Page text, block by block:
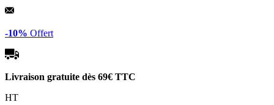
Panneau de gestion des cookies
-10% Offert
Livraison gratuite dès 69€ TTC
HT